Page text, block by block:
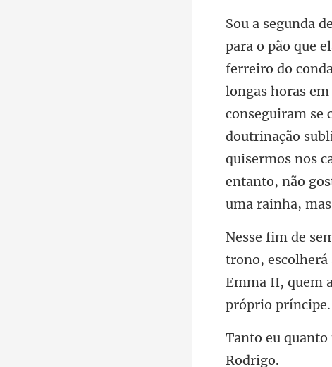
longas horas
conseguiram se
doutrinação
escolherá
Emma II, quem